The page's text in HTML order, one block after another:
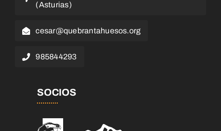
(Asturias)
cesar@quebrantahuesos.org
985844293
SOCIOS